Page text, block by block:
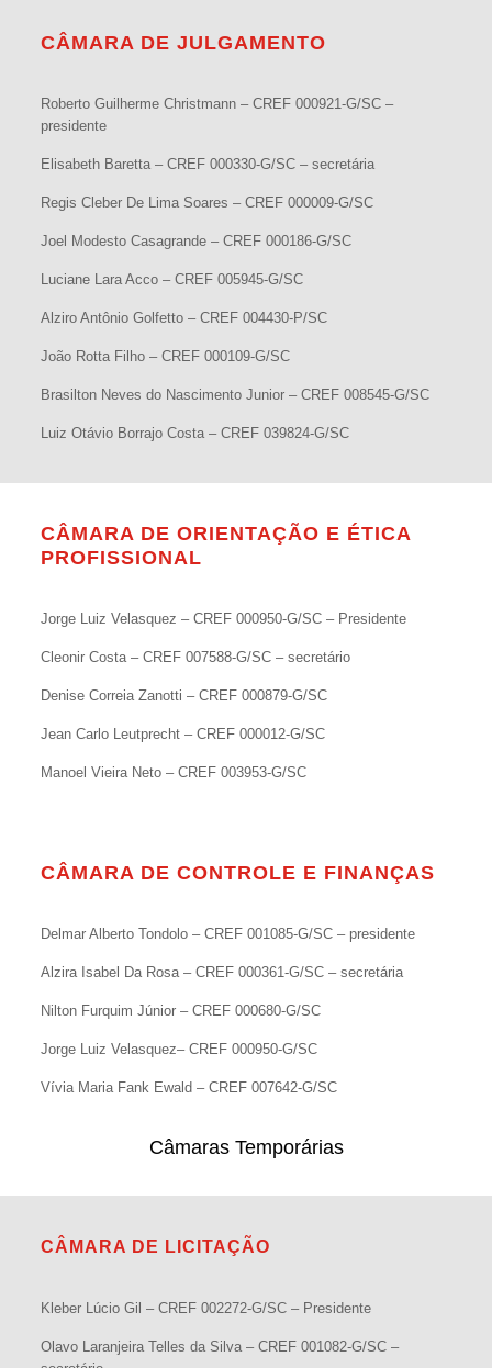
CÂMARA DE JULGAMENTO
Roberto Guilherme Christmann – CREF 000921-G/SC –
presidente
Elisabeth Baretta – CREF 000330-G/SC – secretária
Regis Cleber De Lima Soares – CREF 000009-G/SC
Joel Modesto Casagrande – CREF 000186-G/SC
Luciane Lara Acco – CREF 005945-G/SC
Alziro Antônio Golfetto – CREF 004430-P/SC
João Rotta Filho – CREF 000109-G/SC
Brasilton Neves do Nascimento Junior – CREF 008545-G/SC
Luiz Otávio Borrajo Costa – CREF 039824-G/SC
CÂMARA DE ORIENTAÇÃO E ÉTICA
PROFISSIONAL
Jorge Luiz Velasquez – CREF 000950-G/SC – Presidente
Cleonir Costa – CREF 007588-G/SC – secretário
Denise Correia Zanotti – CREF 000879-G/SC
Jean Carlo Leutprecht – CREF 000012-G/SC
Manoel Vieira Neto – CREF 003953-G/SC
CÂMARA DE CONTROLE E FINANÇAS
Delmar Alberto Tondolo – CREF 001085-G/SC – presidente
Alzira Isabel Da Rosa – CREF 000361-G/SC – secretária
Nilton Furquim Júnior – CREF 000680-G/SC
Jorge Luiz Velasquez– CREF 000950-G/SC
Vívia Maria Fank Ewald – CREF 007642-G/SC
Câmaras Temporárias
CÂMARA DE LICITAÇÃO
Kleber Lúcio Gil – CREF 002272-G/SC – Presidente
Olavo Laranjeira Telles da Silva – CREF 001082-G/SC –